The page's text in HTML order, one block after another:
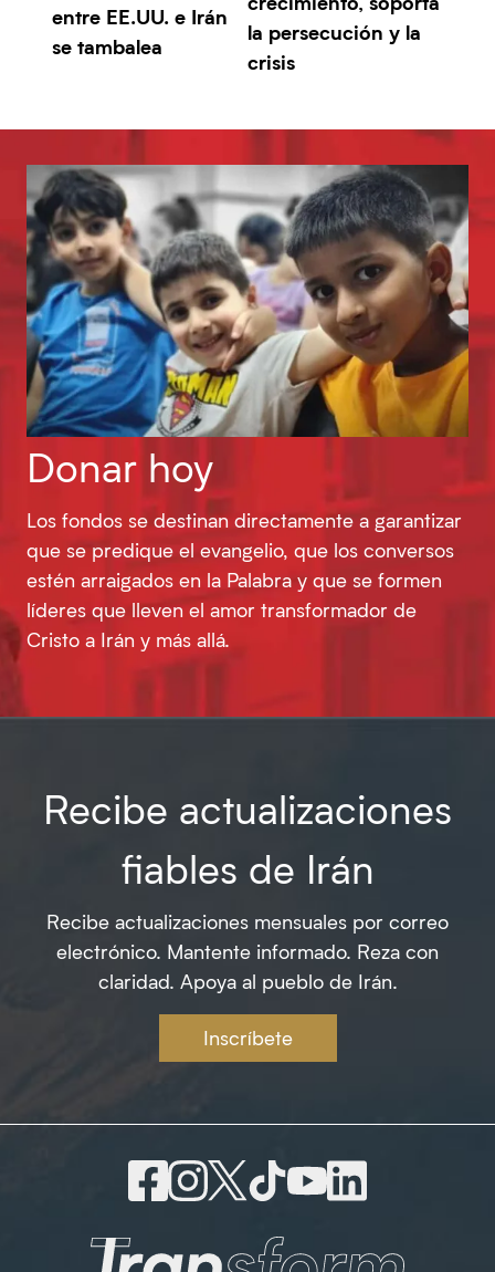
entre EE.UU. e Irán
se tambalea
la persecución y la
crisis
Donar hoy
Los fondos se destinan directamente a garantizar
que se predique el evangelio, que los conversos
estén arraigados en la Palabra y que se formen
líderes que lleven el amor transformador de
Cristo a Irán y más allá.
Recibe actualizaciones
fiables de Irán
Recibe actualizaciones mensuales por correo
electrónico. Mantente informado. Reza con
claridad. Apoya al pueblo de Irán.
Inscríbete